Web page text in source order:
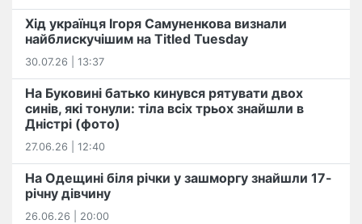
Хід українця Ігоря Самуненкова визнали
найблискучішим на Titled Tuesday
30.07.26 | 13:37
На Буковині батько кинувся рятувати двох
синів, які тонули: тіла всіх трьох знайшли в
Дністрі (фото)
27.06.26 | 12:40
На Одещині біля річки у зашморгу знайшли 17-
річну дівчину
26.06.26 | 20:00